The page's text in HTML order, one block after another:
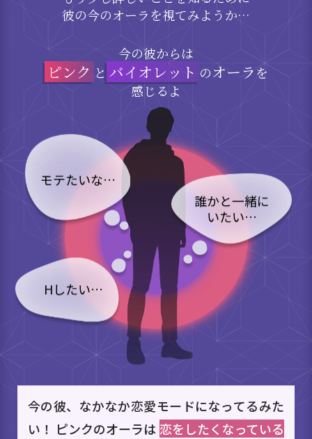
彼の今のオーラを視てみようか…
今の彼からは
ピンク と バイオレット のオーラを
感じるよ
モテたいな…
Hしたい…
いたい…
今の彼、なかなか恋愛モードになってるみた
い！ ピンクのオーラは恋をしたくなっている